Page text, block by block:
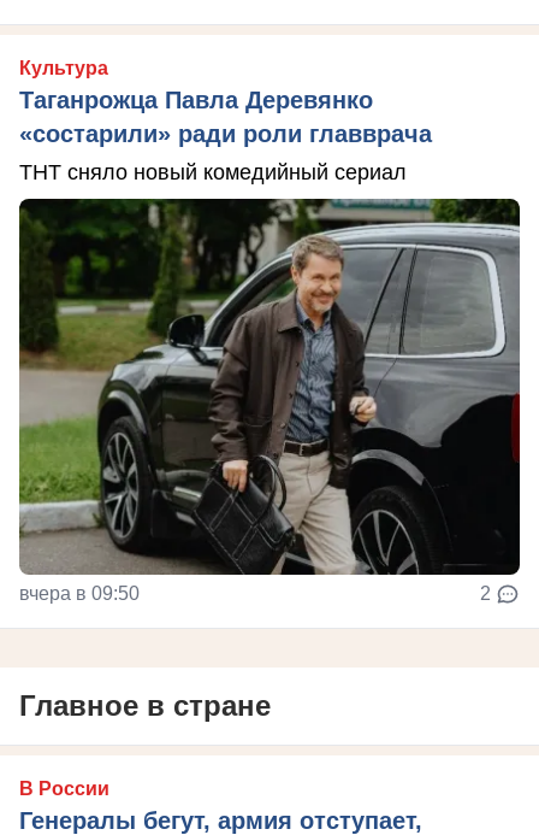
Культура
Таганрожца Павла Деревянко
«состарили» ради роли главврача
ТНТ сняло новый комедийный сериал
вчера в 09:50 2
Главное в стране
В России
Генералы бегут, армия отступает,